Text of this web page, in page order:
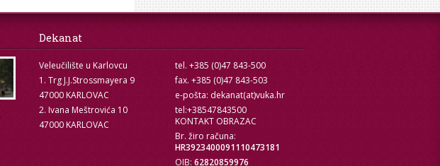
Dekanat
Veleučilište u Karlovcu
1. Trg J.J.Strossmayera 9
47000 KARLOVAC
2. Ivana Meštrovića 10
47000 KARLOVAC
tel. +385 (0)47 843-500
fax. +385 (0)47 843-503
e-pošta: dekanat(at)vuka.hr
tel:+38547843500
KONTAKT OBRAZAC
Br. žiro računa:
HR3923400091110473181
OIB: 62820859976